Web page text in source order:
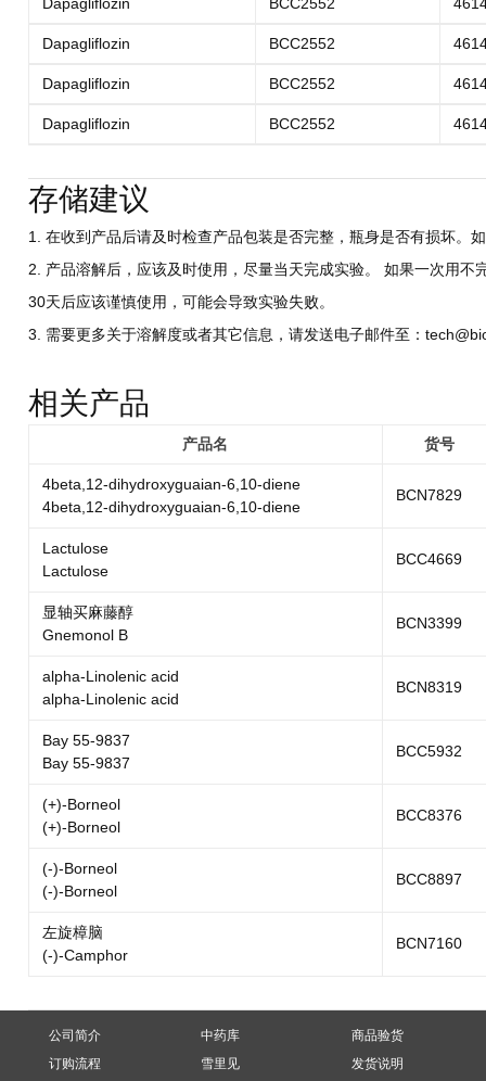
Dapagliflozin BCC2552
Dapagliflozin BCC2552
Dapagliflozin BCC2552
存储建议
1. 在收到产品后请及时检查产品包装是否完整，瓶身是否有损坏。
2. 产品溶解后，应该及时使用，尽量当天完成实验。 如果一次用
30天后应该谨慎使用，可能会导致实验失败。
3. 需要更多关于溶解度或者其它信息，请发送电子邮件至：
相关产品
产品名 货号
4beta,12-dihydroxyguaian-6,10-diene
4beta,12-dihydroxyguaian-6,10-diene
BCN7829
Lactulose
Lactulose
BCC4669
显轴买麻藤醇
Gnemonol B
BCN3399
alpha-Linolenic acid
alpha-Linolenic acid
BCN8319
Bay 55-9837
Bay 55-9837
BCC5932
(+)-Borneol
(+)-Borneol
BCC8376
(-)-Borneol
(-)-Borneol
BCC8897
左旋樟脑
(-)-Camphor
BCN7160
公司简介
订购流程
中药库
雪里见
商品验货
发货说明